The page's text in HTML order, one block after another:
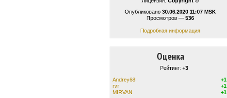
Опубликовано 30.06.2020 11:07 MSK
Просмотров — 536
Подробная информация
Оценка
Рейтинг: +3
Andrey68
+1
rvr
+1
MIRVAN
+1